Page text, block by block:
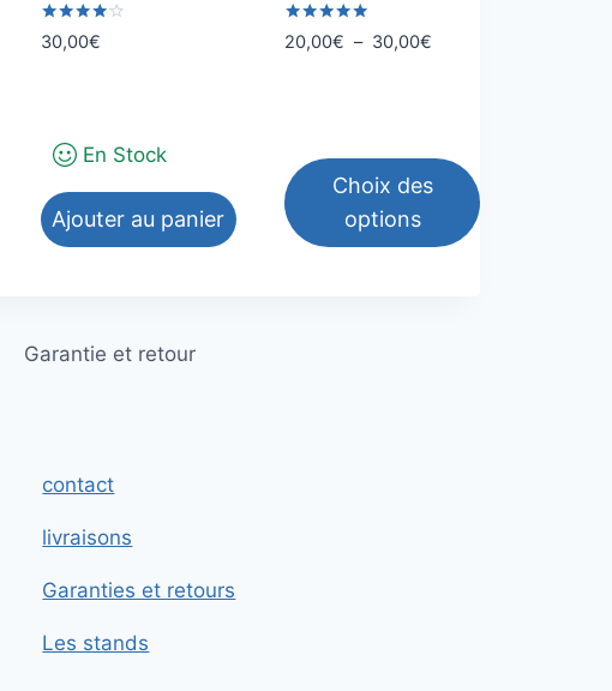
Note
4.00
30,00€
En Stock
Ajouter au panier
Note
5.00
20,00€ – 30,00€
30,00€
Choix des
options
Garantie et retour
contact
livraisons
Garanties et retours
Les stands